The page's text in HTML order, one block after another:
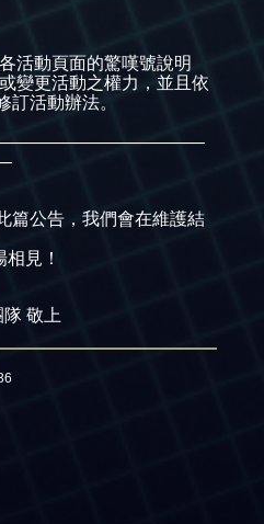
活動頁面的驚嘆號說明
變更活動之權力，並且依
訂活動辦法。​
篇公告，我們會在維護結
見！
隊 敬上